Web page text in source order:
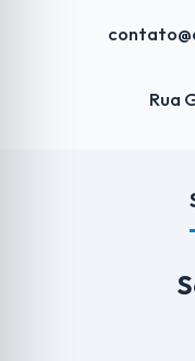
Rua